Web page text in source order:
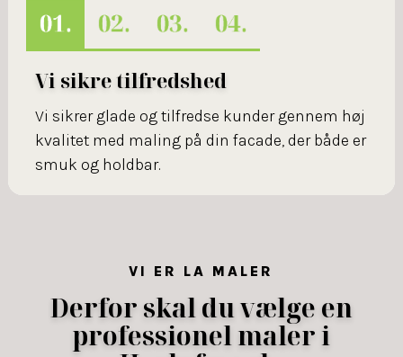
Vi sikre tilfredshed
Vi sikrer glade og tilfredse kunder gennem høj
kvalitet med maling på din facade, der både er
smuk og holdbar.
VI ER LA MALER
Derfor skal du vælge en
professionel maler i